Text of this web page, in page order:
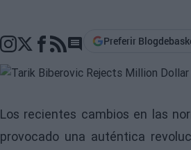
Go to comments section
Preferir
Los recientes cambios en las
provocado una auténtica